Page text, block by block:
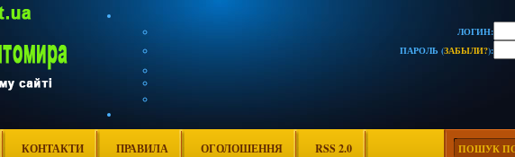
ЛОГИН:
ПАРОЛЬ (ЗАБЫЛИ?):
КОНТАКТИ ПРАВИЛА ОГОЛОШЕННЯ RSS 2.0